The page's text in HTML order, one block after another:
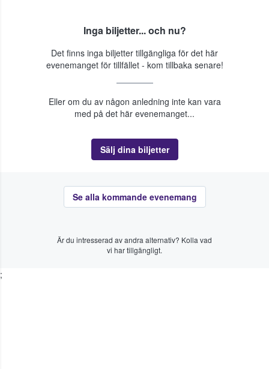
Inga biljetter... och nu?
Det finns inga biljetter tillgängliga för det här
evenemanget för tillfället - kom tillbaka senare!
Eller om du av någon anledning inte kan vara
med på det här evenemanget...
Sälj dina biljetter
Se alla kommande evenemang
Är du intresserad av andra alternativ? Kolla vad
vi har tillgängligt.
;